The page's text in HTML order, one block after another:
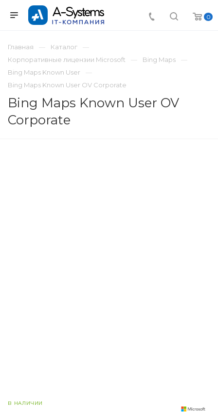
0
Главная
Каталог
Корпоративные лицензии Microsoft
Bing Maps
Bing Maps Known User
Bing Maps Known User OV Corporate
Bing Maps Known User OV
Corporate
В НАЛИЧИИ